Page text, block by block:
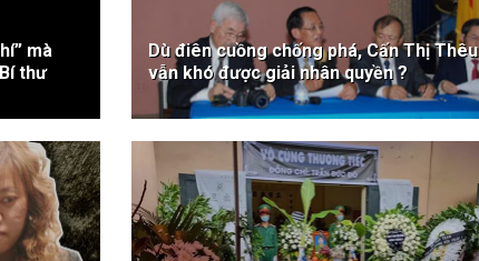
mà
thư
Dù điên cuồng chống phá, Cấn Thị Thêu
vẫn khó được giải nhân quyền ?